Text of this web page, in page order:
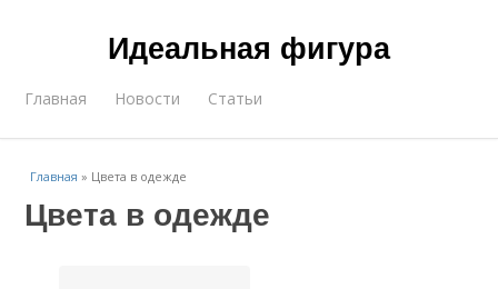
Идеальная фигура
Главная Новости Статьи
Главная » Цвета в одежде
Цвета в одежде